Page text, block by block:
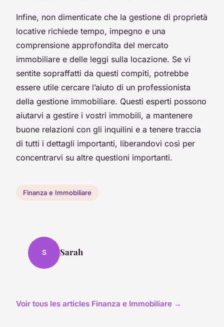
Infine, non dimenticate che la gestione di proprietà
locative richiede tempo, impegno e una
comprensione approfondita del mercato
immobiliare e delle leggi sulla locazione. Se vi
sentite sopraffatti da questi compiti, potrebbe
essere utile cercare l’aiuto di un professionista
della gestione immobiliare. Questi esperti possono
aiutarvi a gestire i vostri immobili, a mantenere
buone relazioni con gli inquilini e a tenere traccia
di tutti i dettagli importanti, liberandovi così per
concentrarvi su altre questioni importanti.
Finanza e Immobiliare
S Sarah
Voir tous les articles Finanza e Immobiliare →